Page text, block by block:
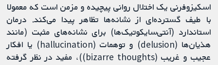
اسکیزوفرنی یک اختلال روانی پیچیده و مزمن است که معمولا
با طیف گسترده‌ای از نشانه‌ها تظاهر پیدا می‌کند. درمان
استاندارد (آنتی‌سایکوتیک‌ها) برای نشانه‌های مثبت (مانند
هذیان‌ها (delusion) و توهمات (hallucination) یا افکار
عجیب و غریب (bizarre thoughts))، مفید در نظر گرفته